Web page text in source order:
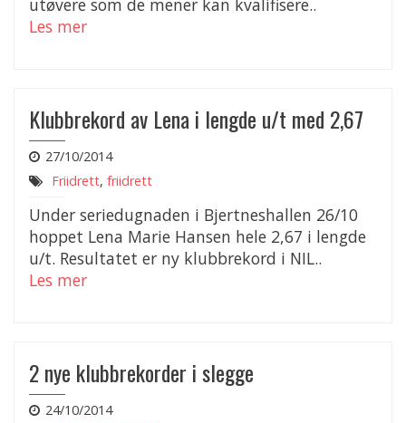
utøvere som de mener kan kvalifisere..
Les mer
Klubbrekord av Lena i lengde u/t med 2,67
27/10/2014
Friidrett, friidrett
Under seriedugnaden i Bjertneshallen 26/10
hoppet Lena Marie Hansen hele 2,67 i lengde
u/t. Resultatet er ny klubbrekord i NIL..
Les mer
2 nye klubbrekorder i slegge
24/10/2014